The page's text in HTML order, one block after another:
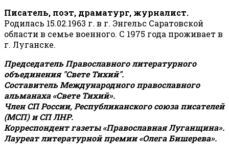
Писатель, поэт, драматург, журналист.
Родилась 15.02.1963 г. в г. Энгельс Саратовской
области в семье военного. С 1975 года проживает в
г. Луганске.
Председатель Православного литературного
объединения "Свете Тихий".
Составитель Международного православного
альманаха «Свете Тихий».
Член СП России, Республиканского союза писателей
(МСП) и СП ЛНР.
Корреспондент газеты «Православная Луганщина».
Лауреат литературной премии «Олега Бишерева».